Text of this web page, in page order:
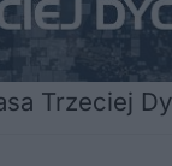
Trzeciej